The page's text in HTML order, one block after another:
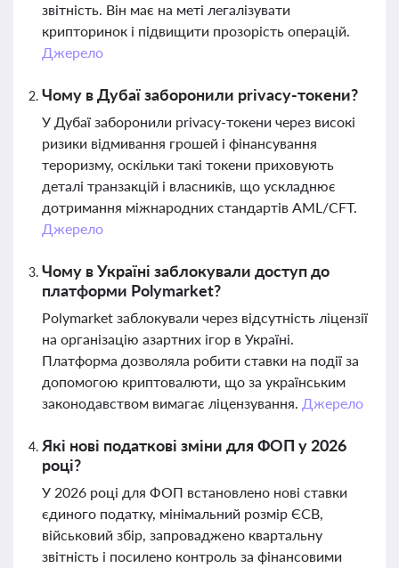
звітність. Він має на меті легалізувати
крипторинок і підвищити прозорість операцій.
Джерело
Чому в Дубаї заборонили privacy-токени?
У Дубаї заборонили privacy-токени через високі
ризики відмивання грошей і фінансування
тероризму, оскільки такі токени приховують
деталі транзакцій і власників, що ускладнює
дотримання міжнародних стандартів AML/CFT.
Джерело
Чому в Україні заблокували доступ до
платформи Polymarket?
Polymarket заблокували через відсутність ліцензії
на організацію азартних ігор в Україні.
Платформа дозволяла робити ставки на події за
допомогою криптовалюти, що за українським
законодавством вимагає ліцензування. Джерело
Які нові податкові зміни для ФОП у 2026
році?
У 2026 році для ФОП встановлено нові ставки
єдиного податку, мінімальний розмір ЄСВ,
військовий збір, запроваджено квартальну
звітність і посилено контроль за фінансовими